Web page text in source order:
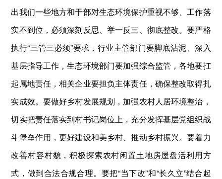
出我们一些地方和干部对生态环境保护重视不够、工作落
实不到位，必须深刻反思、举一反三、彻底整改。要严格
执行“三管三必须”要求，行业主管部门要脚底沾泥、深入
基层指导工作，生态环境部门要加强综合监管，各地要扛
起属地责任，相关企业要担负主体责任，确保整改取得扎
实成效。要做好乡村发展规划，加强农村人居环境整治，
切实把责任落实到村书记岗位上，充分发挥基层党组织战
斗堡垒作用，更好建设和美乡村、推动乡村振兴。要着力
改善村容村貌，积极探索农村闲置土地房屋盘活利用方
式，做到合法合规合理。要把“当下改”和“长久立”结合起